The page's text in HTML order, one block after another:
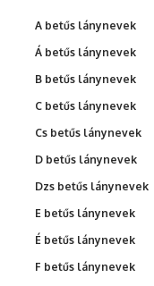
A betűs lánynevek
Á betűs lánynevek
B betűs lánynevek
C betűs lánynevek
Cs betűs lánynevek
D betűs lánynevek
Dzs betűs lánynevek
E betűs lánynevek
É betűs lánynevek
F betűs lánynevek